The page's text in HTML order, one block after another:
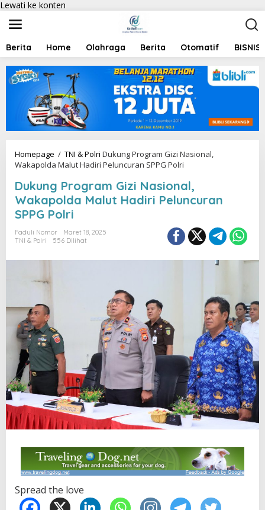
Lewati ke konten
Berita Home Olahraga Berita Otomatif BISNIS
Homepage / TNI & Polri Dukung Program Gizi Nasional,
Wakapolda Malut Hadiri Peluncuran SPPG Polri
Dukung Program Gizi Nasional,
Wakapolda Malut Hadiri Peluncuran
SPPG Polri
Faduli Nomor
Maret 18, 2025
TNI & Polri
556 Dilihat
Spread the love